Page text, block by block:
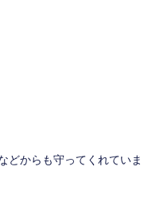
どからも守ってくれていま